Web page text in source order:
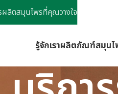
รู้จักเราผลิตภัณฑ์สมุนไ
ลิตสมุนไพรที่คุณวางใจ